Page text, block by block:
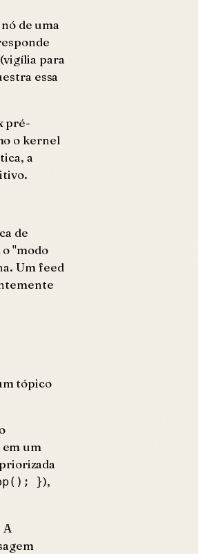
de uma
para
essa
pré-
o kernel
a
de
"modo
Um feed
tópico
em um
}),
A